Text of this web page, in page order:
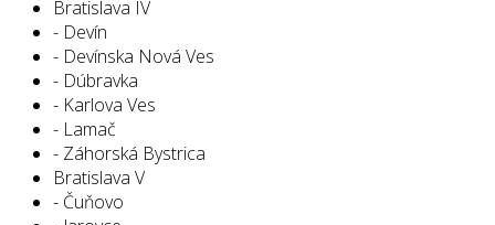
Bratislava IV
- Devín
- Devínska Nová Ves
- Dúbravka
- Karlova Ves
- Lamač
- Záhorská Bystrica
Bratislava V
- Čuňovo